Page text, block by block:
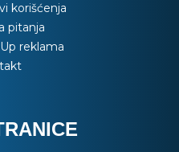
korišćenja
pitanja
reklama